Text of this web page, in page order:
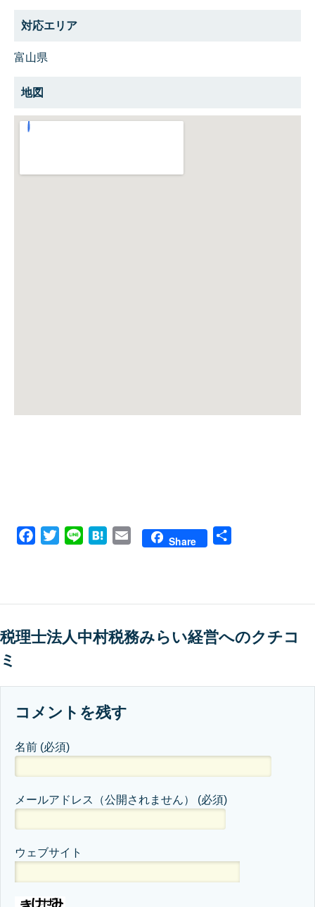
対応エリア
富山県
地図
Facebook
Twitter Line HatenaEmail Share
税理士法人中村税務みらい経営へのクチコ
ミ
コメントを残す
名前 (必須)
メールアドレス（公開されません） (必須)
ウェブサイト